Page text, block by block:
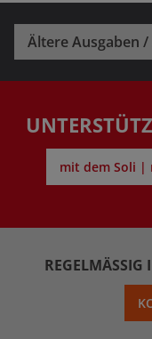
Ältere Ausgaben
mit dem Soli |